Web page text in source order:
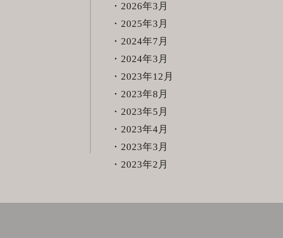
2026年3月
2025年3月
2024年7月
2024年3月
2023年12月
2023年8月
2023年5月
2023年4月
2023年3月
2023年2月